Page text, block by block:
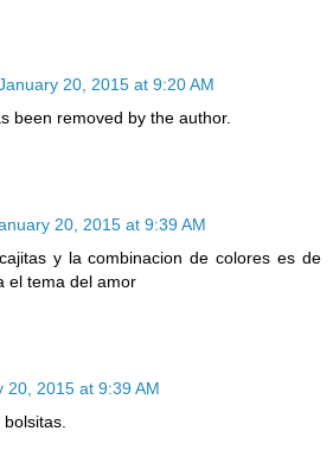
20, 2015 at 9:20 AM
been removed by the author.
20, 2015 at 9:39 AM
y la combinacion de colores es de
el tema del amor
20, 2015 at 9:39 AM